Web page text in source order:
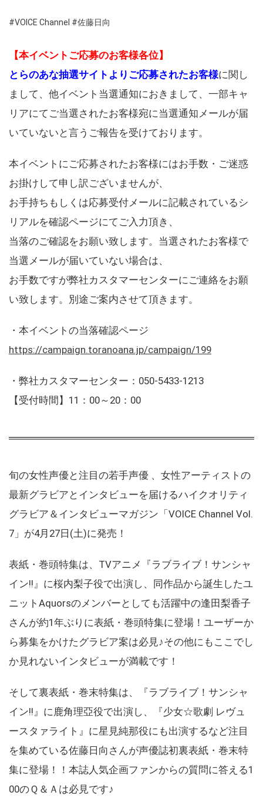
#VOICE Channel #佐藤日向
【本イベントご応募のお客様各位】
とらのあな抽選サイトよりご応募されたお客様に関し
まして、他イベント当選通知におきまして、一部キャ
リアにてご当選されたお客様宛に当選通知メールが届
いていないと言うご報告を受けております。
本イベントにご応募されたお客様にはお手数・ご迷惑
お掛けして申し訳ございませんが、
お手持ちもしくは応募受付メールに記載されているシ
リアルを確認ページにてご入力頂き、
当落のご確認をお願い致します。当選されたお客様で
当選メールが届いていない場合は、
お手数ですが弊社カスタマーセンターにご連絡をお願
い致します。別途ご案内させて頂きます。
・本イベントの当落確認ページ
https://campaign.toranoana.jp/campaign/199
・弊社カスタマーセンター：050-5433-1213
【受付時間】11：00～20：00
旬の女性声優と注目の若手声優 、女性アーティストの
最新グラビアとインタビューを届けるハイクオリティ
グラビア＆インタビューマガジン「VOICE Channel Vol.
7」が4月27日(土)に発売！
表紙・巻頭特集は、TVアニメ『ラブライブ！サンシャ
イン!!』に桜内梨子役で出演し、同作品から誕生したユ
ニットAquorsのメンバーとしても活躍中の逢田梨香子
さんが約1年ぶりに表紙・巻頭特集に登場！ユーザーか
ら募集をかけたグラビア案は必見♪その他にもここでし
か見れないインタビューが満載です！
そして裏表紙・巻末特集は、『ラブライブ！サンシャ
イン!!』に鹿角理亞役で出演し、『少女☆歌劇 レヴュ
ースタァライト』に星見純那役にも出演するなど注目
を集めている佐藤日向さんが声優誌初裏表紙・巻末特
集に登場！！本誌人気企画ファンからの質問に答える1
00のＱ＆Ａは必見です♪